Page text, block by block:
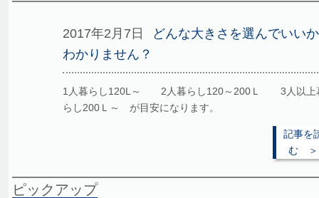
2017年2月7日
どんな大きさを選んでいいか
わかりません？
1人暮らし120L～ 2人暮らし120～200Ｌ 3人以上
らし200Ｌ～ が目安になります。
記事を
む ＞
ピックアップ